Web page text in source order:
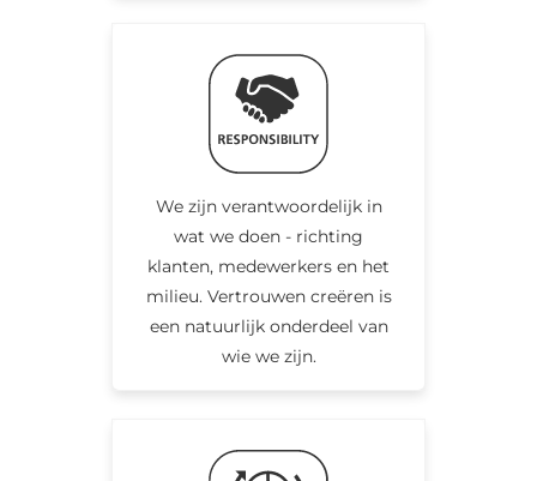
We zijn verantwoordelijk in
wat we doen - richting
klanten, medewerkers en het
milieu. Vertrouwen creëren is
een natuurlijk onderdeel van
wie we zijn.